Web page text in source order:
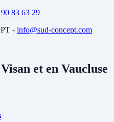
83 63 29
- info@sud-concept.com
et en Vaucluse